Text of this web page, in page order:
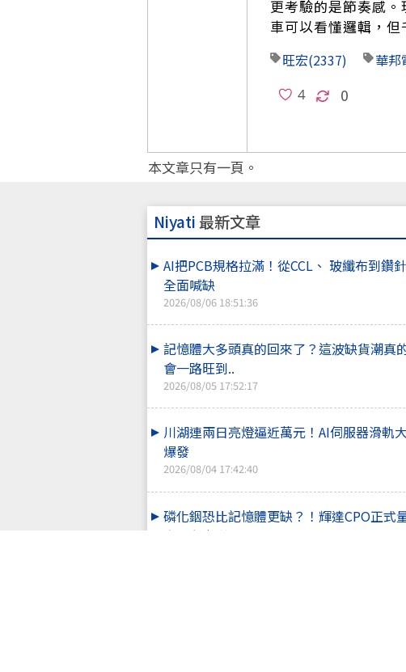
更考驗的是節奏感
車可以看懂邏輯，但
旺宏(2337) 華邦
0
本文章只有一頁。
Niyati最新文章
AI把PCB規格拉滿！從CCL、 玻纖布到鑽針
全面喊缺
2026/08/06 18:51:36
記憶體大多頭真的回來了？這波缺貨潮真
會一路旺到..
2026/08/05 17:52:17
川湖連兩日亮燈逼近萬元！AI伺服器滑軌大
爆發
2026/08/04 17:42:40
磷化銦恐比記憶體更缺？！輝達CPO正式
產 光通訊族..